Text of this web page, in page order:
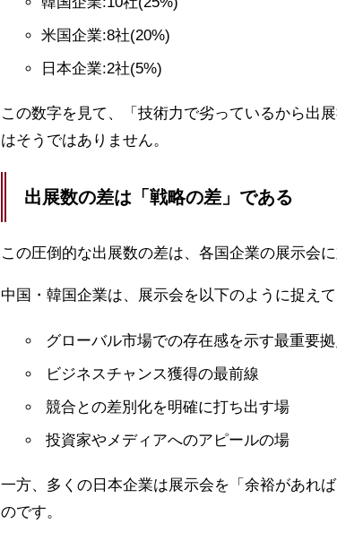
米国企業:8社(20%)
日本企業:2社(5%)
この数字を見て、「技術力で劣っているから出
はそうではありません。
出展数の差は「戦略の差」である
この圧倒的な出展数の差は、各国企業の展示会
中国・韓国企業は、展示会を以下のように捉えて
グローバル市場での存在感を示す最重要
ビジネスチャンス獲得の最前線
競合との差別化を明確に打ち出す場
投資家やメディアへのアピールの場
一方、多くの日本企業は展示会を「余裕があれ
のです。